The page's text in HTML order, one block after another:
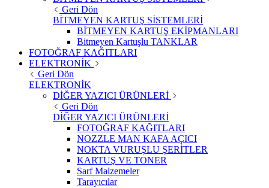
Geri Dön
BİTMEYEN KARTUŞ SİSTEMLERİ
BİTMEYEN KARTUŞ EKİPMANLARI
Bitmeyen Kartuşlu TANKLAR
FOTOĞRAF KAĞITLARI
ELEKTRONİK
Geri Dön
ELEKTRONİK
DİĞER YAZICI ÜRÜNLERİ
Geri Dön
DİĞER YAZICI ÜRÜNLERİ
FOTOĞRAF KAĞITLARI
NOZZLE MAN KAFA AÇICI
NOKTA VURUŞLU ŞERİTLER
KARTUŞ VE TONER
Sarf Malzemeler
Tarayıcılar